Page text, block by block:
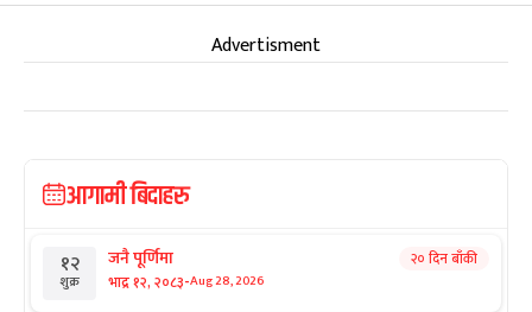
Advertisment
आगामी बिदाहरु
१२
शुक्र
जनै पूर्णिमा
भाद्र १२, २०८३-Aug 28, 2026
२० दिन बाँकी